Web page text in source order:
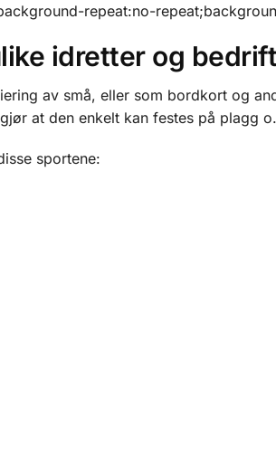
repeat:no-
idretter og
av små, eller som bordkort og
at den enkelt kan festes på plagg
sportene: